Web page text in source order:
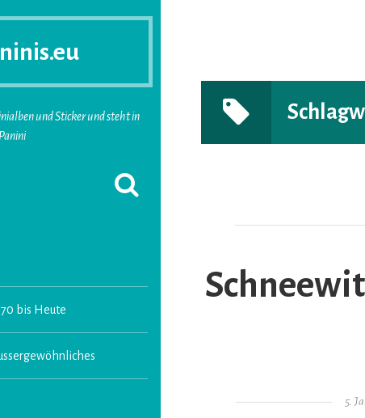
und Sticker und steht in
SUCHFORMULAR
ERSCHEINEN
bis Heute
5.